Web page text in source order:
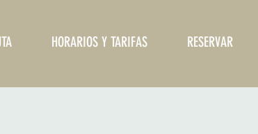
HORARIOS Y TARIFAS RESERVAR